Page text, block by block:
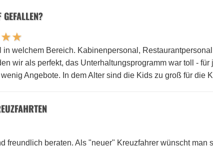
★★
in welchem Bereich. Kabinenpersonal,
wir als perfekt, das Unterhaltungsprogramm war toll -
Angebote. In dem Alter sind die Kids zu groß für die
freundlich beraten. Als "neuer" Kreuzfahrer wünscht